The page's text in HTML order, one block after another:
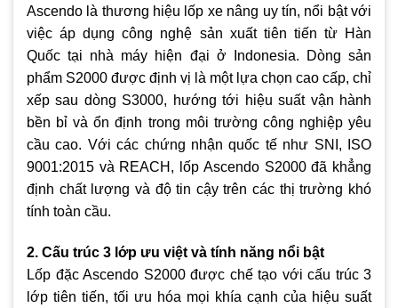
Ascendo là thương hiệu lốp xe nâng uy tín, nổi bật với
việc áp dụng công nghệ sản xuất tiên tiến từ Hàn
Quốc tại nhà máy hiện đại ở Indonesia. Dòng sản
phẩm S2000 được định vị là một lựa chọn cao cấp, chỉ
xếp sau dòng S3000, hướng tới hiệu suất vận hành
bền bỉ và ổn định trong môi trường công nghiệp yêu
cầu cao. Với các chứng nhận quốc tế như SNI, ISO
9001:2015 và REACH, lốp Ascendo S2000 đã khẳng
định chất lượng và độ tin cậy trên các thị trường khó
tính toàn cầu.
2. Cấu trúc 3 lớp ưu việt và tính năng nổi bật
Lốp đặc Ascendo S2000 được chế tạo với cấu trúc 3
lớp tiên tiến, tối ưu hóa mọi khía cạnh của hiệu suất